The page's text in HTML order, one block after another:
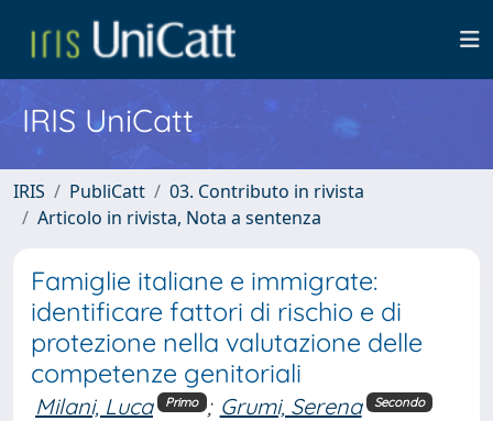
IRIS UniCatt
IRIS PubliCatt
03. Contributo in rivista
Articolo in rivista, Nota a sentenza
Famiglie italiane e immigrate:
identificare fattori di rischio e di
protezione nella valutazione delle
competenze genitoriali
Milani, Luca Primo ; Grumi, Serena Secondo